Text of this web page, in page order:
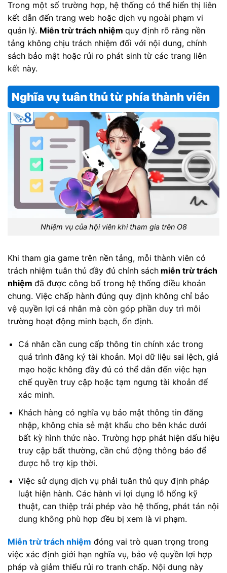
Trong một số trường hợp, hệ thống có thể hiển thị liên
kết dẫn đến trang web hoặc dịch vụ ngoài phạm vi
quản lý. Miễn trừ trách nhiệm quy định rõ rằng nền
tảng không chịu trách nhiệm đối với nội dung, chính
sách bảo mật hoặc rủi ro phát sinh từ các trang liên
kết này.
Nghĩa vụ tuân thủ từ phía thành viên
Nhiệm vụ của hội viên khi tham gia trên O8
Khi tham gia game trên nền tảng, mỗi thành viên có
trách nhiệm tuân thủ đầy đủ chính sách miễn trừ trách
nhiệm đã được công bố trong hệ thống điều khoản
chung. Việc chấp hành đúng quy định không chỉ bảo
vệ quyền lợi cá nhân mà còn góp phần duy trì môi
trường hoạt động minh bạch, ổn định.
Cá nhân cần cung cấp thông tin chính xác trong
quá trình đăng ký tài khoản. Mọi dữ liệu sai lệch, giả
mạo hoặc không đầy đủ có thể dẫn đến việc hạn
chế quyền truy cập hoặc tạm ngưng tài khoản để
xác minh.
Khách hàng có nghĩa vụ bảo mật thông tin đăng
nhập, không chia sẻ mật khẩu cho bên khác dưới
bất kỳ hình thức nào. Trường hợp phát hiện dấu hiệu
truy cập bất thường, cần chủ động thông báo để
được hỗ trợ kịp thời.
Việc sử dụng dịch vụ phải tuân thủ quy định pháp
luật hiện hành. Các hành vi lợi dụng lỗ hổng kỹ
thuật, can thiệp trái phép vào hệ thống, phát tán nội
dung không phù hợp đều bị xem là vi phạm.
Miễn trừ trách nhiệm đóng vai trò quan trọng trong
việc xác định giới hạn nghĩa vụ, bảo vệ quyền lợi hợp
pháp và giảm thiểu rủi ro tranh chấp. Nội dung này